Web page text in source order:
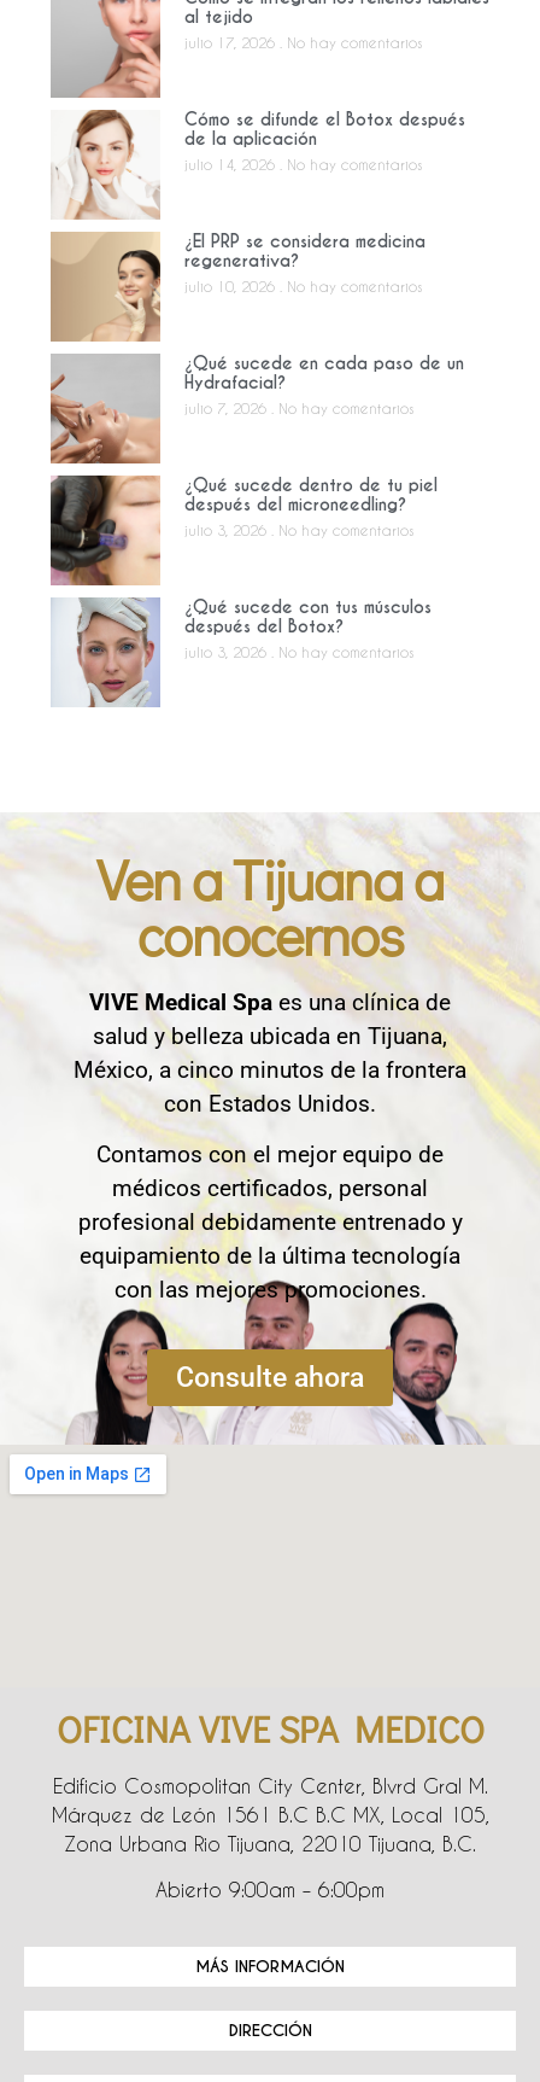
al tejido
julio 17, 2026 No hay comentarios
Cómo se difunde el Botox después
de la aplicación
julio 14, 2026 No hay comentarios
¿El PRP se considera medicina
regenerativa?
julio 10, 2026 No hay comentarios
¿Qué sucede en cada paso de un
Hydrafacial?
julio 7, 2026 No hay comentarios
¿Qué sucede dentro de tu piel
después del microneedling?
julio 3, 2026 No hay comentarios
¿Qué sucede con tus músculos
después del Botox?
julio 3, 2026 No hay comentarios
Ven a Tijuana a
conocernos
VIVE Medical Spa es una clínica de
salud y belleza ubicada en Tijuana,
México, a cinco minutos de la frontera
con Estados Unidos.
Contamos con el mejor equipo de
médicos certificados, personal
profesional debidamente entrenado y
equipamiento de la última tecnología
con las mejores promociones.
Consulte ahora
OFICINA VIVE SPA MEDICO
Edificio Cosmopolitan City Center, Blvrd Gral M.
Márquez de León 1561 B.C B.C MX, Local 105,
Zona Urbana Rio Tijuana, 22010 Tijuana, B.C.
Abierto 9:00am – 6:00pm
MÁS INFORMACIÓN
DIRECCIÓN